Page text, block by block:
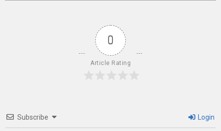
0
Article Rating
Subscribe Login